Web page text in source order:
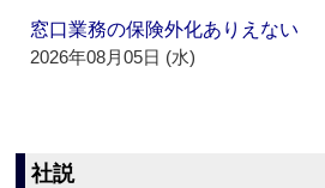
窓口業務の保険外化ありえない
2026年08月05日 (水)
社説